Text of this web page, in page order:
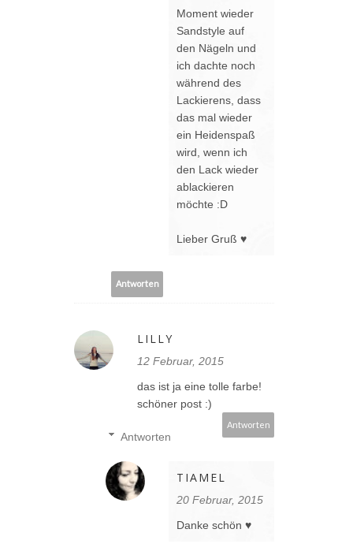
Moment wieder
Sandstyle auf
den Nägeln und
ich dachte noch
während des
Lackierens, dass
das mal wieder
ein Heidenspaß
wird, wenn ich
den Lack wieder
ablackieren
möchte :D
Lieber Gruß ♥
Antworten
LILLY
12 Februar, 2015
das ist ja eine tolle farbe!
schöner post :)
Antworten
Antworten
TIAMEL
20 Februar, 2015
Danke schön ♥